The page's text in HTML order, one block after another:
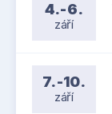
4.-6.
září
7.-10.
září